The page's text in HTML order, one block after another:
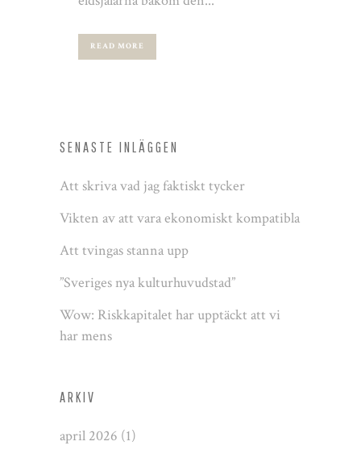
READ MORE
SENASTE INLÄGGEN
Att skriva vad jag faktiskt tycker
Vikten av att vara ekonomiskt kompatibla
Att tvingas stanna upp
”Sveriges nya kulturhuvudstad”
Wow: Riskkapitalet har upptäckt att vi
har mens
ARKIV
april 2026 (1)